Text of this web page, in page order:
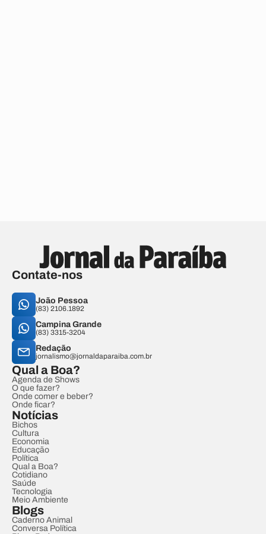
Contate-nos
João Pessoa
(83) 2106.1892
Campina Grande
(83) 3315-3204
Redação
jornalismo@jornaldaparaiba.com.br
Qual a Boa?
Agenda de Shows
O que fazer?
Onde comer e beber?
Onde ficar?
Notícias
Bichos
Cultura
Economia
Educação
Política
Qual a Boa?
Cotidiano
Saúde
Tecnologia
Meio Ambiente
Blogs
Caderno Animal
Conversa Política